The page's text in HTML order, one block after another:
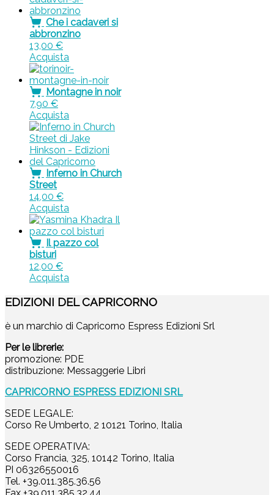
Che i cadaveri si
abbronzino
13,00 €
Acquista
Montagne in noir
7,90 €
Acquista
Inferno in Church
Street
14,00 €
Acquista
Il pazzo col
bisturi
12,00 €
Acquista
EDIZIONI DEL CAPRICORNO
è un marchio di Capricorno Espress Edizioni Srl
Per le librerie:
promozione: PDE
distribuzione: Messaggerie Libri
CAPRICORNO ESPRESS EDIZIONI SRL
SEDE LEGALE:
Corso Re Umberto, 2 10121 Torino, Italia
SEDE OPERATIVA:
Corso Francia, 325, 10142 Torino, Italia
PI 06326550016
Tel. +39.011.385.36.56
Fax +39.011.385.32.44